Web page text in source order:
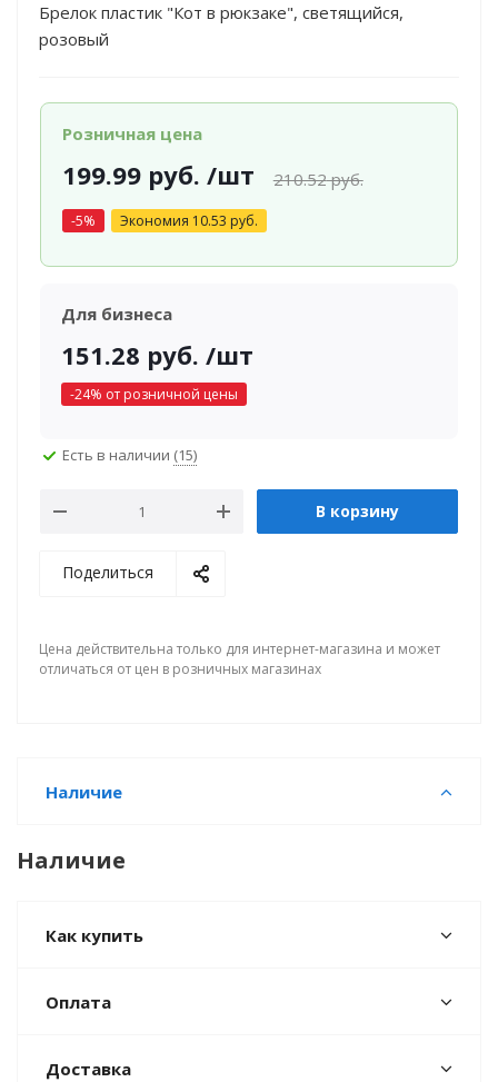
Брелок пластик "Кот в рюкзаке", светящийся,
розовый
Розничная цена
199.99руб. /шт 210.52руб.
-5% Экономия 10.53 руб.
Для бизнеса
151.28 руб. /шт
-24% от розничной цены
Есть в наличии (15)
В корзину
Поделиться
Цена действительна только для интернет-магазина и может
отличаться от цен в розничных магазинах
Наличие
Наличие
Как купить
Оплата
Доставка